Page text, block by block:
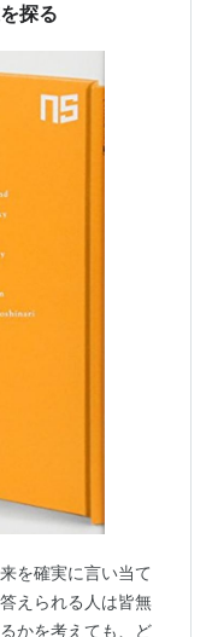
探る
を確実に言い当て
えられる人は皆無
かを考えても、ど